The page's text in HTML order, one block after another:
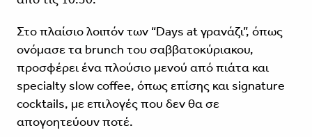
Στο πλαίσιο λοιπόν των “Days at γρανάζι”, όπως
ονόμασε τα brunch του σαββατοκύριακου,
προσφέρει ένα πλούσιο μενού από πιάτα και
specialty slow coffee, όπως επίσης και signature
cocktails, με επιλογές που δεν θα σε
απογοητεύουν ποτέ.